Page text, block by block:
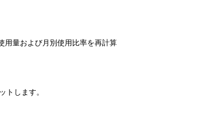
用量および月別使用比率を再計算
トします。